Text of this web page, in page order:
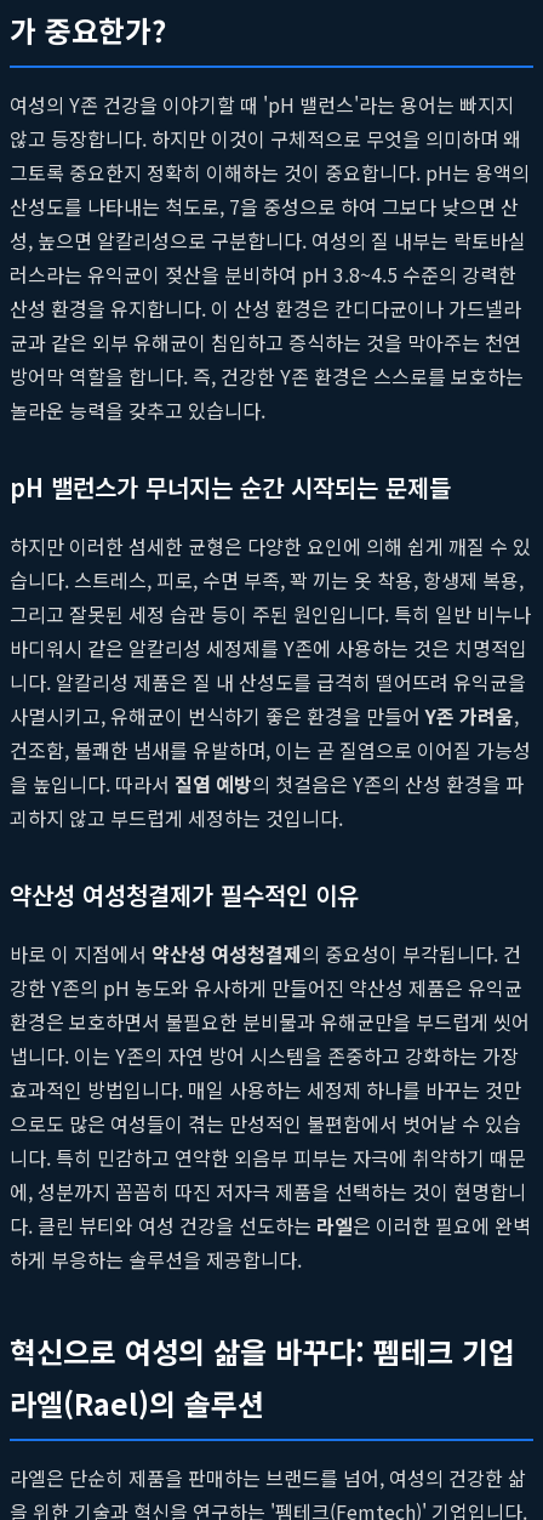
가 중요한가?
여성의 Y존 건강을 이야기할 때 'pH 밸런스'라는 용어는 빠지지
않고 등장합니다. 하지만 이것이 구체적으로 무엇을 의미하며 왜
그토록 중요한지 정확히 이해하는 것이 중요합니다. pH는 용액의
산성도를 나타내는 척도로, 7을 중성으로 하여 그보다 낮으면 산
성, 높으면 알칼리성으로 구분합니다. 여성의 질 내부는 락토바실
러스라는 유익균이 젖산을 분비하여 pH 3.8~4.5 수준의 강력한
산성 환경을 유지합니다. 이 산성 환경은 칸디다균이나 가드넬라
균과 같은 외부 유해균이 침입하고 증식하는 것을 막아주는 천연
방어막 역할을 합니다. 즉, 건강한 Y존 환경은 스스로를 보호하는
놀라운 능력을 갖추고 있습니다.
pH 밸런스가 무너지는 순간 시작되는 문제들
하지만 이러한 섬세한 균형은 다양한 요인에 의해 쉽게 깨질 수 있
습니다. 스트레스, 피로, 수면 부족, 꽉 끼는 옷 착용, 항생제 복용,
그리고 잘못된 세정 습관 등이 주된 원인입니다. 특히 일반 비누나
바디워시 같은 알칼리성 세정제를 Y존에 사용하는 것은 치명적입
니다. 알칼리성 제품은 질 내 산성도를 급격히 떨어뜨려 유익균을
사멸시키고, 유해균이 번식하기 좋은 환경을 만들어Y존 가려움,
건조함, 불쾌한 냄새를 유발하며, 이는 곧 질염으로 이어질 가능성
을 높입니다. 따라서 질염 예방의 첫걸음은 Y존의 산성 환경을 파
괴하지 않고 부드럽게 세정하는 것입니다.
약산성 여성청결제가 필수적인 이유
바로 이 지점에서 약산성 여성청결제의 중요성이 부각됩니다. 건
강한 Y존의 pH 농도와 유사하게 만들어진 약산성 제품은 유익균
환경은 보호하면서 불필요한 분비물과 유해균만을 부드럽게 씻어
냅니다. 이는 Y존의 자연 방어 시스템을 존중하고 강화하는 가장
효과적인 방법입니다. 매일 사용하는 세정제 하나를 바꾸는 것만
으로도 많은 여성들이 겪는 만성적인 불편함에서 벗어날 수 있습
니다. 특히 민감하고 연약한 외음부 피부는 자극에 취약하기 때문
에, 성분까지 꼼꼼히 따진 저자극 제품을 선택하는 것이 현명합니
다. 클린 뷰티와 여성 건강을 선도하는 라엘은 이러한 필요에 완벽
하게 부응하는 솔루션을 제공합니다.
혁신으로 여성의 삶을 바꾸다: 펨테크 기업
라엘(Rael)의 솔루션
라엘은 단순히 제품을 판매하는 브랜드를 넘어, 여성의 건강한 삶
을 위한 기술과 혁신을 연구하는 '펨테크(Femtech)' 기업입니다.